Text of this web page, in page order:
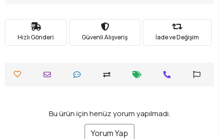
Hızlı Gönderi Güvenli Alışveriş İade ve Değişim
Bu ürün için henüz yorum yapılmadı.
Yorum Yap